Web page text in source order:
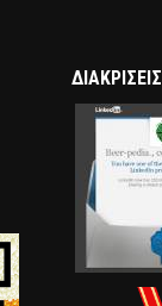
ΔΙΑΚΡΊΣΕΙΣ